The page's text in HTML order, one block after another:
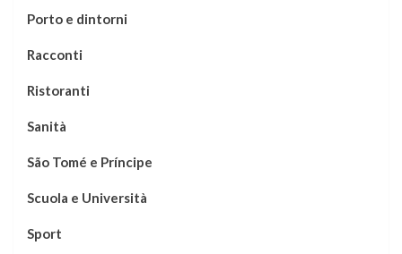
Porto e dintorni
Racconti
Ristoranti
Sanità
São Tomé e Príncipe
Scuola e Università
Sport